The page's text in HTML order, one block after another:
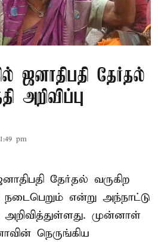
ஜனாதிபதி தேர்தல்
அறிவிப்பு
pm
தேர்தல் வருகிற
என்று அந்நாட்டு
முன்னாள்
நெருங்கிய